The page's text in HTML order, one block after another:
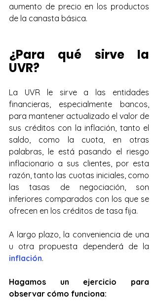
aumento de precio en los productos
de la canasta básica.
¿Para qué sirve la
UVR?
La UVR le sirve a las entidades
financieras, especialmente bancos,
para mantener actualizado el valor de
sus créditos con la inflación, tanto el
saldo, como la cuota, en otras
palabras, le está pasando el riesgo
inflacionario a sus clientes, por esta
razón, tanto las cuotas iniciales, como
las tasas de negociación, son
inferiores comparados con los que se
ofrecen en los créditos de tasa fija.
A largo plazo, la conveniencia de una
inflación.
Hagamos un ejercicio para
observar cómo funciona: